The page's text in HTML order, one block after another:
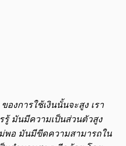
องการใช้เงินนั้นจะสูง เรา
รู้ มันมีความเป็นส่วนตัวสูง
พอ มันมีขีดความสามารถใน